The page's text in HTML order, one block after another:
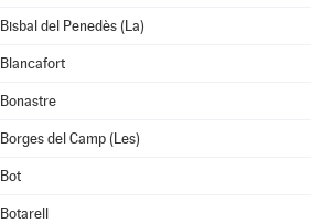
Bisbal del Penedès (La)
Blancafort
Bonastre
Borges del Camp (Les)
Bot
Botarell